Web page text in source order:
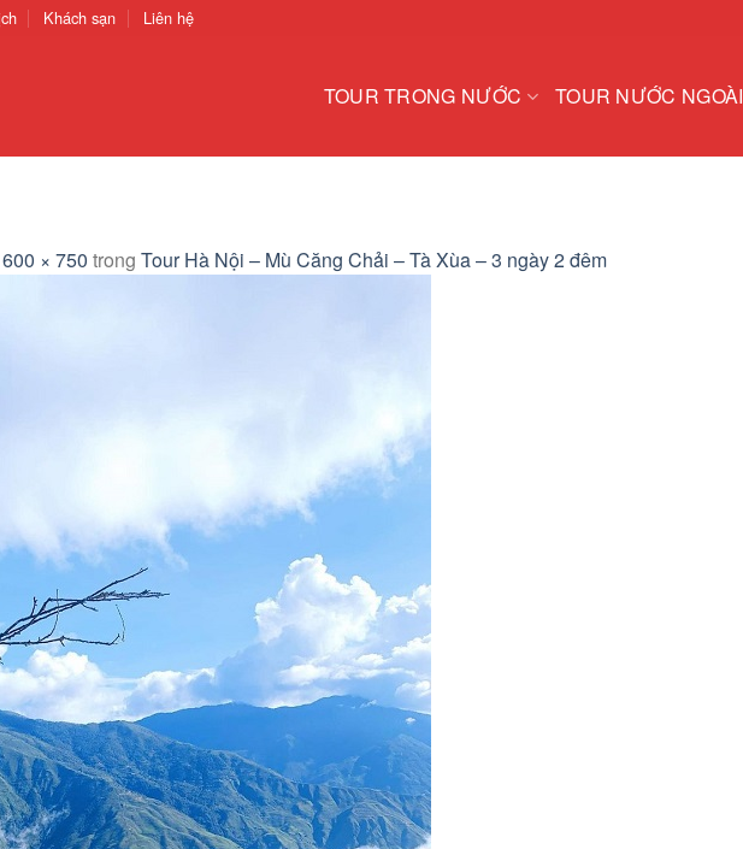
Khách sạn Liên hệ
TOUR TRONG NƯỚC TOUR NƯỚC NGOÀI
600 × 750 trong Tour Hà Nội – Mù Căng Chải – Tà Xùa – 3 ngày 2 đêm